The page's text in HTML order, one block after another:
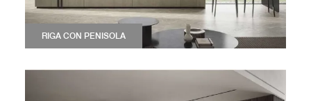
RIGA CON PENISOLA